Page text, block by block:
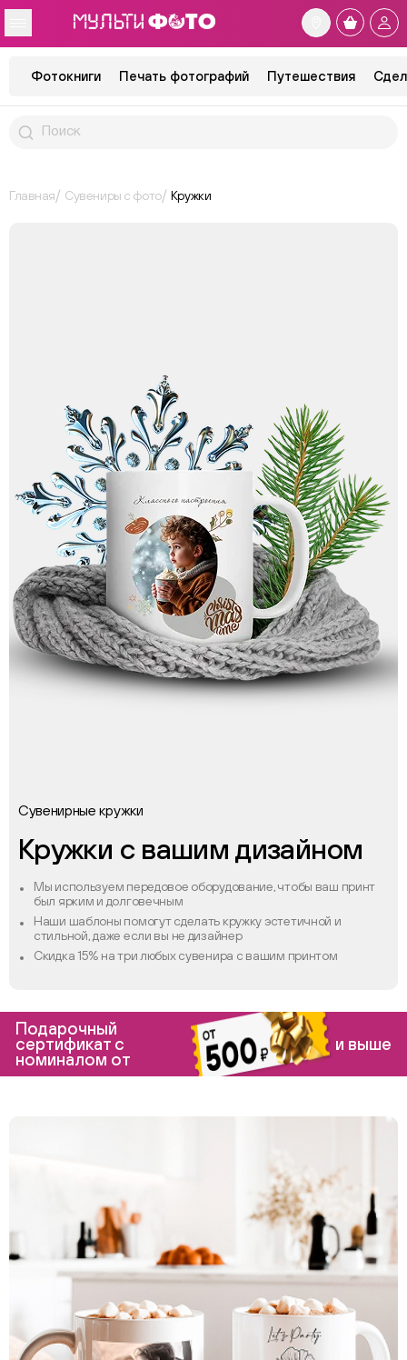
Фотокниги Печать фотографий Путешествия
Главная Сувениры с фото Кружки
Сувенирные кружки
Кружки с вашим дизайном
Мы используем передовое оборудование, чтобы ваш принт
был ярким и долговечным
Наши шаблоны помогут сделать кружку эстетичной и
стильной, даже если вы не дизайнер
Скидка 15% на три любых сувенира с вашим принтом
Подарочный
сертификат с
номиналом от
и выше